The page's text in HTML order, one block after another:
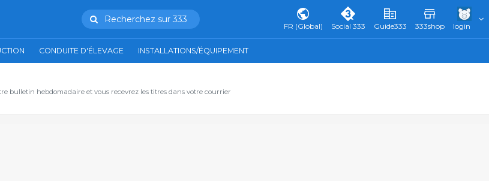
Recherchez sur 333
FR (Global) Social 333 Guide333 333shop login
CONDUITE D'ÉLEVAGE INSTALLATIONS/ÉQUIPEMENT
bulletin hebdomadaire et vous recevrez les titres dans votre courrier